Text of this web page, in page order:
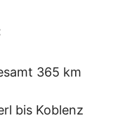
365 km
bis Koblenz